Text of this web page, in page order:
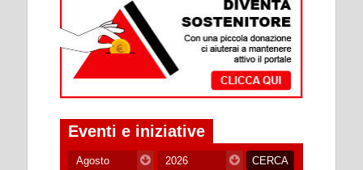
Eventi e iniziative